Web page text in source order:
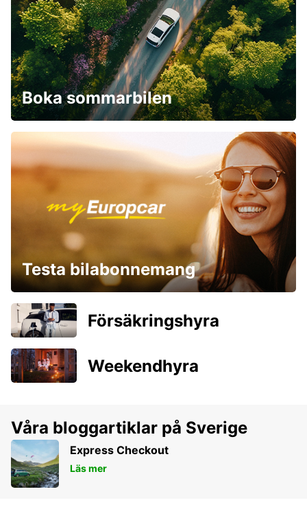
Boka sommarbilen
Testa bilabonnemang
Försäkringshyra
Weekendhyra
Våra bloggartiklar på Sverige
Express Checkout
Läs mer